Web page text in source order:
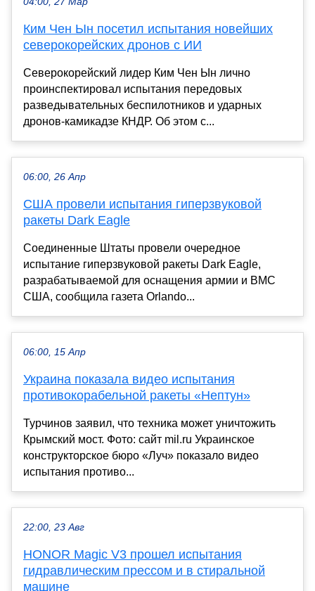
Ким Чен Ын посетил испытания новейших
северокорейских дронов с ИИ
Северокорейский лидер Ким Чен Ын лично
проинспектировал испытания передовых
разведывательных беспилотников и ударных
дронов-камикадзе КНДР. Об этом с...
06:00, 26 Апр
США провели испытания гиперзвуковой
ракеты Dark Eagle
Соединенные Штаты провели очередное
испытание гиперзвуковой ракеты Dark Eagle,
разрабатываемой для оснащения армии и ВМС
США, сообщила газета Orlando...
06:00, 15 Апр
Украина показала видео испытания
противокорабельной ракеты «Нептун»
Турчинов заявил, что техника может уничтожить
Крымский мост. Фото: сайт mil.ru Украинское
конструкторское бюро «Луч» показало видео
испытания противо...
22:00, 23 Авг
HONOR Magic V3 прошел испытания
гидравлическим прессом и в стиральной
машине